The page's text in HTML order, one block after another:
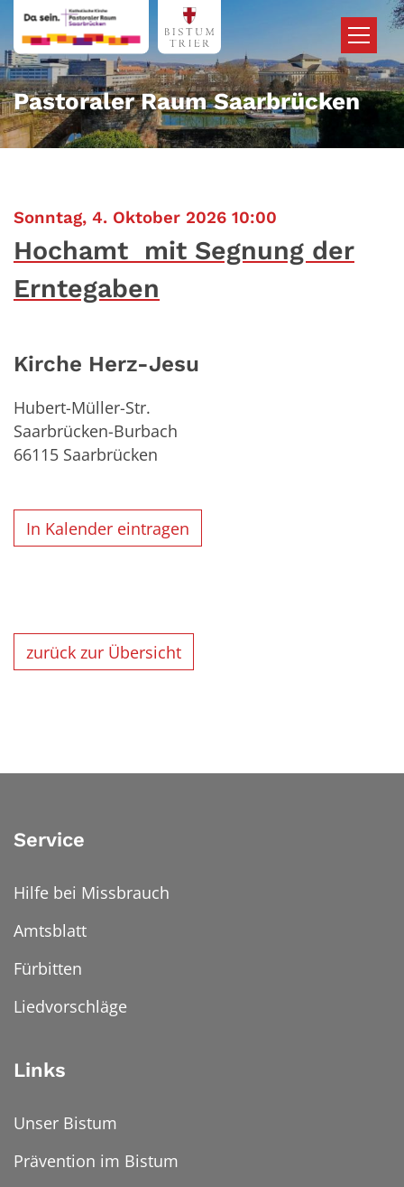
Zum Inhalt springen
Pastoraler Raum Saarbrücken
Sonntag, 4. Oktober 2026 10:00
Hochamt mit Segnung der
Erntegaben
Kirche Herz-Jesu
Hubert-Müller-Str.
Saarbrücken-Burbach
66115 Saarbrücken
In Kalender eintragen
zurück zur Übersicht
Service
Hilfe bei Missbrauch
Amtsblatt
Fürbitten
Liedvorschläge
Links
Unser Bistum
Prävention im Bistum